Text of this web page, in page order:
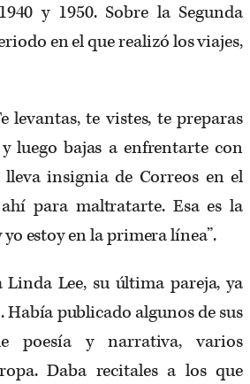
y 1950. Sobre la Segunda
en el que realizó los viajes,
levantas, te vistes, te preparas
luego bajas a enfrentarte con
insignia de Correos en el
para maltratarte. Esa es la
estoy en la primera línea”.
Lee, su última pareja, ya
Había publicado algunos de sus
poesía y narrativa, varios
Daba recitales a los que